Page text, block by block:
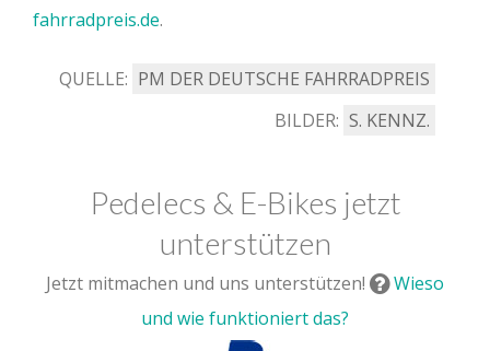
fahrradpreis.de.
QUELLE: PM DER DEUTSCHE FAHRRADPREIS
BILDER: S. KENNZ.
Pedelecs & E-Bikes jetzt
unterstützen
Jetzt mitmachen und uns unterstützen!
Wieso
und wie funktioniert das?